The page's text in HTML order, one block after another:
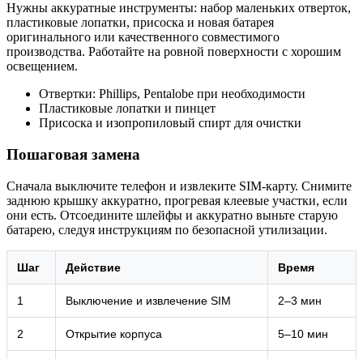
Нужны аккуратные инструменты: набор маленьких отверток,
пластиковые лопатки, присоска и новая батарея
оригинального или качественного совместимого
производства. Работайте на ровной поверхности с хорошим
освещением.
Отвертки: Phillips, Pentalobe при необходимости
Пластиковые лопатки и пинцет
Присоска и изопропиловый спирт для очистки
Пошаговая замена
Сначала выключите телефон и извлеките SIM-карту. Снимите
заднюю крышку аккуратно, прогревая клеевые участки, если
они есть. Отсоедините шлейфы и аккуратно выньте старую
батарею, следуя инструкциям по безопасной утилизации.
Шаг Действие Время
1 Выключение и извлечение SIM 2–3 мин
2 Открытие корпуса 5–10 мин